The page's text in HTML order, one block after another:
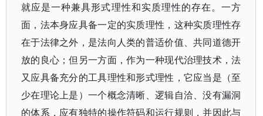
就应是一种兼具形式理性和实质理性的存在。一方
面，法本身应具备一定的实质理性，这种实质理性存
在于法律之外，是法向人类的普适价值、共同道德开
放的良心；但另一方面，作为一种现代治理技术，法
又应具备充分的工具理性和形式理性，它应当是（至
少在理论上是）一个概念清晰、逻辑自洽、没有漏洞
的体系，应有独特的操作符码和运行规则，并因此与